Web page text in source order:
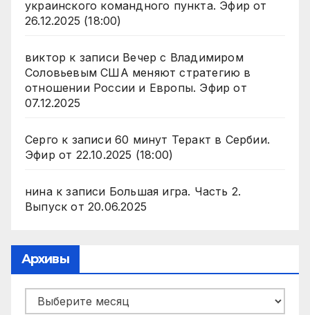
украинского командного пункта. Эфир от
26.12.2025 (18:00)
виктор к записи Вечер с Владимиром
Соловьевым США меняют стратегию в
отношении России и Европы. Эфир от
07.12.2025
Серго к записи 60 минут Теракт в Сербии.
Эфир от 22.10.2025 (18:00)
нинак записи Большая игра. Часть 2.
Выпуск от 20.06.2025
Архивы
Архивы